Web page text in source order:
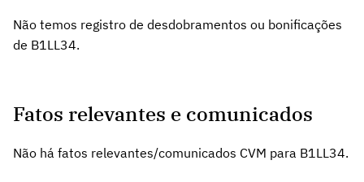
Não temos registro de desdobramentos ou bonificações
de B1LL34.
Fatos relevantes e comunicados
Não há fatos relevantes/comunicados CVM para B1LL34.